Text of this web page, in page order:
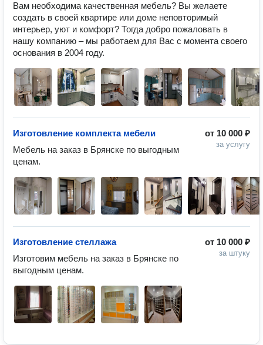
Вам необходима качественная мебель? Вы желаете
создать в своей квартире или доме неповторимый
интерьер, уют и комфорт? Тогда добро пожаловать в
нашу компанию – мы работаем для Вас с момента своего
основания в 2004 году.
от 10 000 ₽
за услугу
Изготовление комплекта мебели
Мебель на заказ в Брянске по выгодным
от 10 000 ₽
за штуку
Изготовление стеллажа
Изготовим мебель на заказ в Брянске по